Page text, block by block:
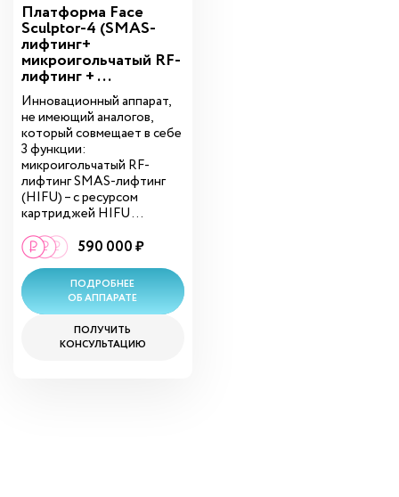
Платформа Face
Sculptor-4 (SMAS-
лифтинг+
микроигольчатый RF-
лифтинг + ...
Инновационный аппарат,
не имеющий аналогов,
который совмещает в себе
3 функции:
микроигольчатый RF-
лифтинг SMAS-лифтинг
(HIFU) – с ресурсом
картриджей HIFU ...
590 000 ₽
ПОДРОБНЕЕ
ОБ АППАРАТЕ
ПОЛУЧИТЬ
КОНСУЛЬТАЦИЮ